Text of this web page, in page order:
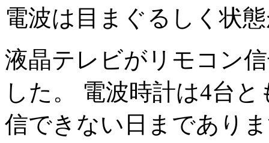
電波は目まぐるしく状
液晶テレビがリモコン
した。 電波時計は4台
信できない日まであり